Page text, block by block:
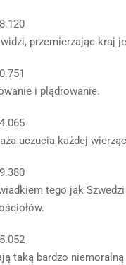
przemierzając kraj
i plądrowanie.
uczucia każdej
tego jak
taką bardzo niemoralną